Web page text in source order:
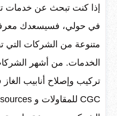
إذا كنت تبحث عن خدمات
في حولي، فسيسعدك
متنوعة من الشركات التي
الخدمات. من أشهر
تركيب وإصلاح أنابيب